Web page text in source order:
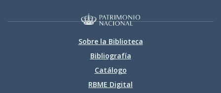
Sobre la Biblioteca
Bibliografía
Catálogo
RBME Digital